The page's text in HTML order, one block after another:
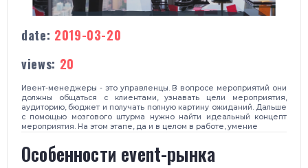
date: 2019-03-20
views: 20
Ивент-менеджеры - это управленцы. В вопросе мероприятий они
должны общаться с клиентами, узнавать цели мероприятия,
аудиторию, бюджет и получать полную картину ожиданий. Дальше
с помощью мозгового штурма нужно найти идеальный концепт
мероприятия. На этом этапе, да и в целом в работе, умение
Особенности event-рынка